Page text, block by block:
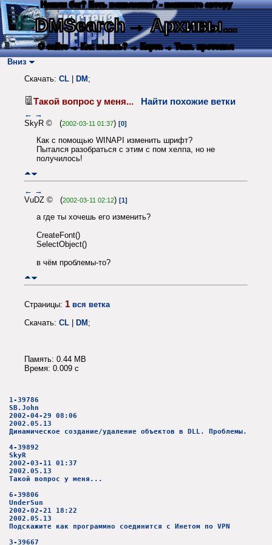
Нашли баг? Есть пожелания? - напишите автору
DMSearch→ Архивы...
О сайте → Как искать? → Карта → Текс. протокол
Вниз
Скачать: CL DM ;
Такой вопрос у меня... Найти похожие ветки
← →
SkyR © (2002-03-11 01:37) [0]
Как с помощью WINAPI изменить шрифт?
Пытался разобраться с этим с пом хелпа, но не
получилось!
← →
VuDZ © (2002-03-11 02:12) [1]
а где ты хочешь его изменить?
CreateFont()
SelectObject()
в чём проблемы-то?
Страницы: 1 вся ветка
Скачать: CL DM ;
Память: 0.44 MB
Время: 0.009 c
1-39786
SB.John
2002-04-29 08:06
2002.05.13
Динамическое создание/удаление объектов в DLL. Проблемы.
4-39892
SkyR
2002-03-11 01:37
2002.05.13
Такой вопрос у меня...
6-39806
UnderSun
2002-02-21 18:22
2002.05.13
Подскажите как программно соединится с Инетом по VPN
3-39667